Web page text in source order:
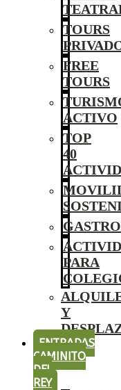
TOURS
FREE
TOURS
ACTIVO
TOP
40
PARA
Y
ENTRADAS
CAMINITO
DEL
REY